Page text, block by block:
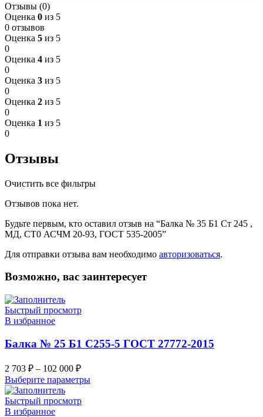
Отзывы (0)
Оценка 0 из 5
0 отзывов
Оценка 5 из 5
0
Оценка 4 из 5
0
Оценка 3 из 5
0
Оценка 2 из 5
0
Оценка 1 из 5
0
Отзывы
Очистить все фильтры
Отзывов пока нет.
Будьте первым, кто оставил отзыв на “Балка № 35 Б1 Ст 245 ,
МД, СТ0 АСЧМ 20-93, ГОСТ 535-2005”
Для отправки отзыва вам необходимо авторизоваться.
Возможно, вас заинтересует
Быстрый просмотр
В избранное
Балка № 25 Б1 С255-5 ГОСТ 27772-2015
2 703 ₽ – 102 000 ₽
Выберите параметры
Быстрый просмотр
В избранное